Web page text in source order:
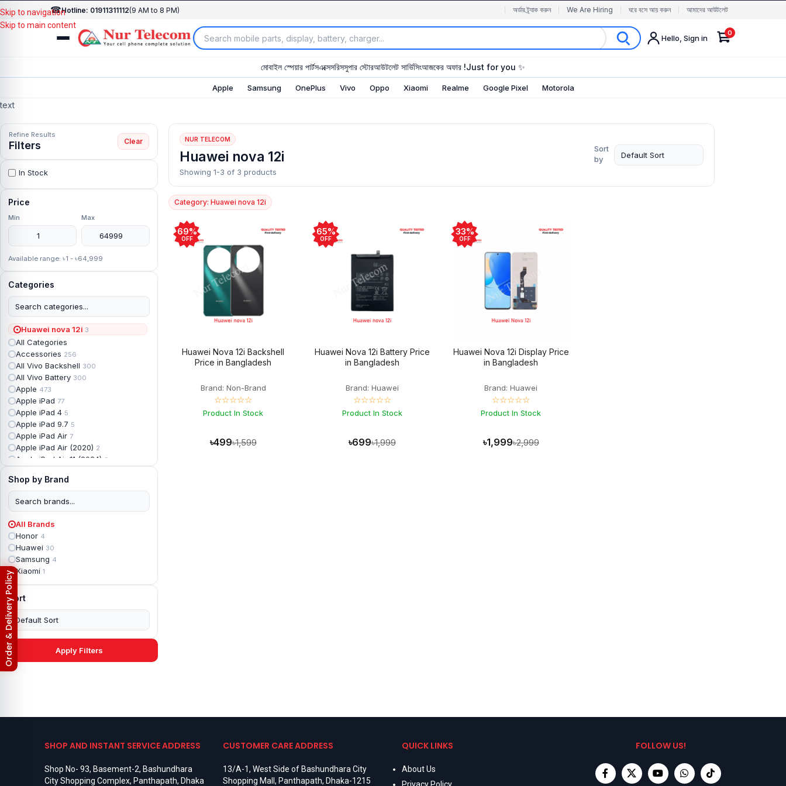
☎Hotline: 01911311112(9 AM to 8 PM) অর্ডার ট্র্যাক করুন We Are Hiring ঘরে বসে আয় করুন আমাদের আউটলেট
Hello, Sign in
0
মোবাইল স্পেয়ার পার্টসএক্সেসরিসসুপার স্টোরআউটলেট সার্ভিসিংআজকের অফার !Just for you ✨
Apple Samsung OnePlus Vivo Oppo Xiaomi Realme Google Pixel Motorola
Skip to navigation
Skip to main content
text
Refine Results
Filters Clear
In Stock
Price
Min Max
Available range: ৳1 - ৳64,999
Categories
Huawei nova 12i 3
All Categories
Accessories 256
All Vivo Backshell 300
All Vivo Battery 300
Apple 473
Apple iPad 77
Apple iPad 4 5
Apple iPad 9.7 5
Apple iPad Air 7
Apple iPad Air (2020) 2
Apple iPad Air 11 (2024) 2
Apple iPad Backshell
Apple iPad Battery
Apple iPad Display
Apple iPad mini 2
Apple iPad Mini 3
Apple iPad mini 4
Apple iPad Pro 10.5
Apple iPad Pro 11
Apple iPad Pro 12.96
Apple iPad Pro 12.9 2nd Gen
Apple iPad Pro 9.7 (2016)6
Apple iPad Pro 9.7 (2018)
4
Asus ROG Phone 2
Asus ROG Phone 3
Asus ROG Phone 5s Pro3
Asus Rog Phone 7
Asus ROG Phone 8 3
Shop by Brand
All Brands
Honor 4
Huawei 30
Samsung 4
Xiaomi 1
Sort
Apply Filters
NUR TELECOM
Huawei nova 12i
Showing 1-3 of 3 products
Sort
by
Category: Huawei nova 12i
69%
OFF
Huawei Nova 12i Backshell
Price in Bangladesh
Brand: Non-Brand
☆☆☆☆☆
Product In Stock
৳499৳1,599
65%
OFF
Huawei Nova 12i Battery Price
in Bangladesh
Brand: Huawei
☆☆☆☆☆
Product In Stock
৳699৳1,999
33%
OFF
Huawei Nova 12i Display Price
in Bangladesh
Brand: Huawei
☆☆☆☆☆
Product In Stock
৳1,999৳2,999
SHOP AND INSTANT SERVICE ADDRESS
Shop No- 93, Basement-2, Bashundhara
City Shopping Complex, Panthapath, Dhaka
CUSTOMER CARE ADDRESS
13/A-1, West Side of Bashundhara City
Shopping Mall, Panthapath, Dhaka-1215
QUICK LINKS
About Us
FOLLOW US!
Order & Delivery Policy